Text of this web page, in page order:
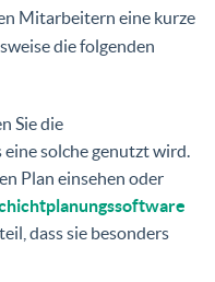
Mitarbeitern eine kurze
die folgenden
Sie die
solche genutzt wird.
Plan einsehen oder
dass sie besonders